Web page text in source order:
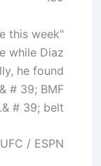
this week
while Diaz
he found
# 39; BMF
& # 39; belt.
/ ESPN.